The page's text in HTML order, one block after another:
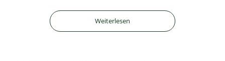
Weiterlesen